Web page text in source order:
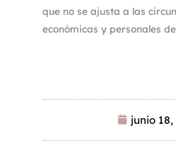
que no se ajusta a las
económicas y personales
junio 18,